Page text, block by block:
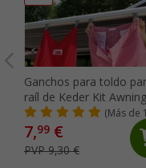
Ganchos para toldo
raíl de Keder Kit Awning
Hangers Fiamma(Más de
7,99 €
PVP 9,30 €